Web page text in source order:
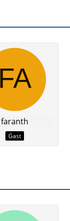
faranth
Gast